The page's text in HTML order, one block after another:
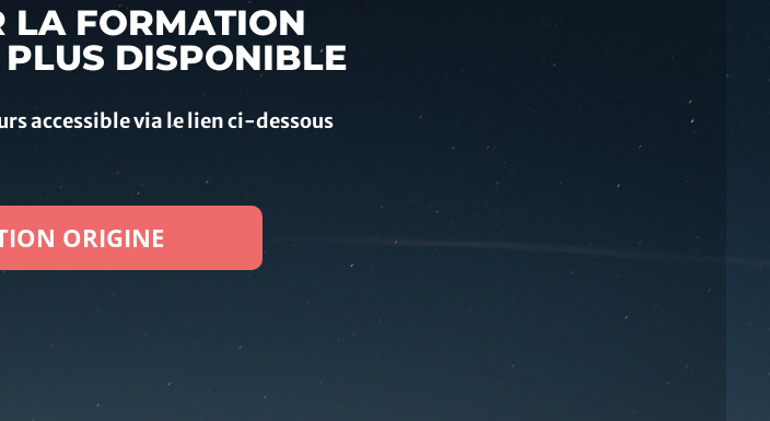
LA FORMATION
DISPONIBLE
accessible via le lien ci-dessous
ORIGINE